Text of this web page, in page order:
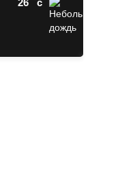
26 c